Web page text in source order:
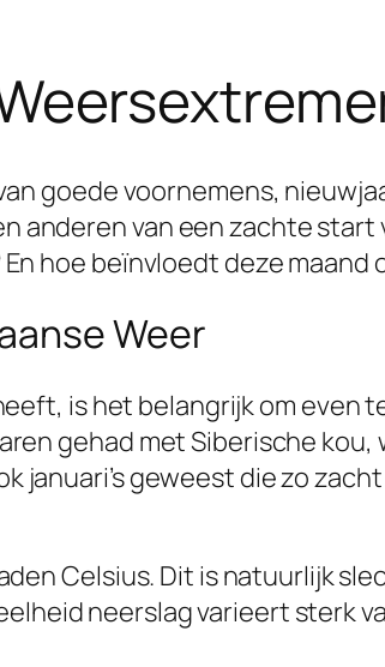
goede voornemens,
anderen van een zachte start
hoe beïnvloedt deze maand
Weer
is het belangrijk om even
gehad met Siberische
geweest die zo
Celsius. Dit is natuurlijk
neerslag varieert sterk